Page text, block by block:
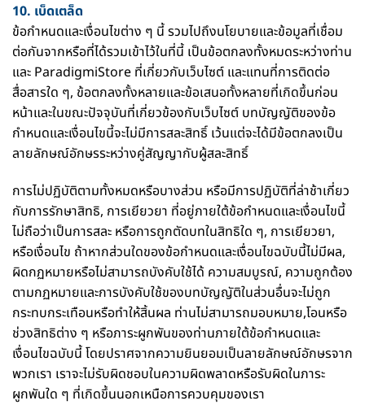
10. เบ็ดเตล็ด
ข้อกำหนดและเงื่อนไขต่าง ๆ นี้ รวมไปถึงนโยบายและข้อมูลที่เชื่อม
ต่อกันจากหรือที่ได้รวมเข้าไว้ในที่นี้ เป็นข้อตกลงทั้งหมดระหว่างท่าน
และ ParadigmiStore ที่เกี่ยวกับเว็บไซต์ และแทนที่การติดต่อ
สื่อสารใด ๆ, ข้อตกลงทั้งหลายและข้อเสนอทั้งหลายที่เกิดขึ้นก่อน
หน้าและในขณะปัจจุบันที่เกี่ยวข้องกับเว็บไซต์ บทบัญญัติของข้อ
กำหนดและเงื่อนไขนี้จะไม่มีการสละสิทธิ์ เว้นแต่จะได้มีข้อตกลงเป็น
ลายลักษณ์อักษรระหว่างคู่สัญญากับผู้สละสิทธิ์
การไม่ปฏิบัติตามทั้งหมดหรือบางส่วน หรือมีการปฏิบัติที่ล่าช้าเกี่ยว
กับการรักษาสิทธิ, การเยียวยา ที่อยู่ภายใต้ข้อกำหนดและเงื่อนไขนี้
ไม่ถือว่าเป็นการสละ หรือการถูกตัดบทในสิทธิใด ๆ, การเยียวยา,
หรือเงื่อนไข ถ้าหากส่วนใดของข้อกำหนดและเงื่อนไขฉบับนี้ไม่มีผล,
ผิดกฏหมายหรือไม่สามารถบังคับใช้ได้ ความสมบูรณ์, ความถูกต้อง
ตามกฏหมายและการบังคับใช้ของบทบัญญัติในส่วนอื่นจะไม่ถูก
กระทบกระเทือนหรือทำให้สิ้นผล ท่านไม่สามารถมอบหมาย,โอนหรือ
ช่วงสิทธิต่าง ๆ หรือภาระผูกพันของท่านภายใต้ข้อกำหนดและ
เงื่อนไขฉบับนี้ โดยปราศจากความยินยอมเป็นลายลักษณ์อักษรจาก
พวกเรา เราจะไม่รับผิดชอบในความผิดพลาดหรือรับผิดในภาระ
ผูกพันใด ๆ ที่เกิดขึ้นนอกเหนือการควบคุมของเรา